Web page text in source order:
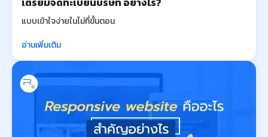
แบบเข้าใจง่ายในไม่กี่ขั้นตอน
อ่านเพิ่มเติม